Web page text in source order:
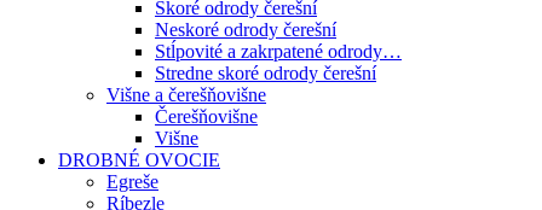
Skoré odrody čerešní
Neskoré odrody čerešní
Stĺpovité a zakrpatené odrody…
Stredne skoré odrody čerešní
Višne a čerešňovišne
Čerešňovišne
Višne
DROBNÉ OVOCIE
Egreše
Ríbezle